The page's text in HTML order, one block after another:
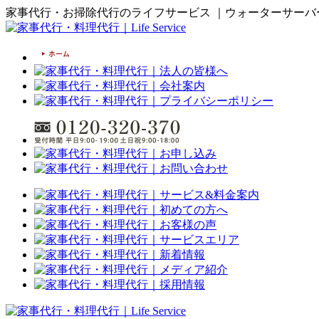
家事代行・お掃除代行のライフサービス ｜ウォーターサーバ